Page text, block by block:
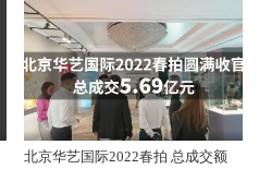
北京华艺国际2022春拍 总成交额